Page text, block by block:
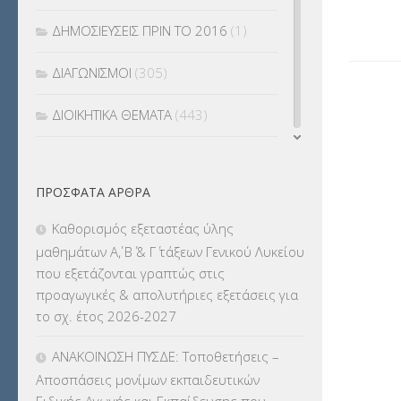
ΔΗΜΟΣΙΕΥΣΕΙΣ ΠΡΙΝ ΤΟ 2016 (1)
ΔΙΑΓΩΝΙΣΜΟΙ (305)
ΔΙΟΙΚΗΤΙΚΑ ΘΕΜΑΤΑ (443)
ΕΚΔΡΟΜΕΣ(7.354)
ΕΚΠΑΙΔΕΥΤΙΚΑ ΘΕΜΑΤΑ (2.823)
ΕΠΑΛ(366)
ΕΠΙΜΟΡΦΩΣΗ Τ.Π.Ε.
ΕΥΡΩΠΑΪΚΑ ΠΡΟΓΡΑΜΜΑΤΑ(230)
ΠΡΌΣΦΑΤΑ ΆΡΘΡΑ
Καθορισμός εξεταστέας ύλης
μαθημάτων Α΄, Β΄ & Γ΄ τάξεων Γενικού Λυκείου
που εξετάζονται γραπτώς στις
προαγωγικές & απολυτήριες εξετάσεις για
το σχ. έτος 2026-2027
ΑΝΑΚΟΙΝΩΣΗ ΠΥΣΔΕ: Τοποθετήσεις –
Αποσπάσεις μονίμων εκπαιδευτικών